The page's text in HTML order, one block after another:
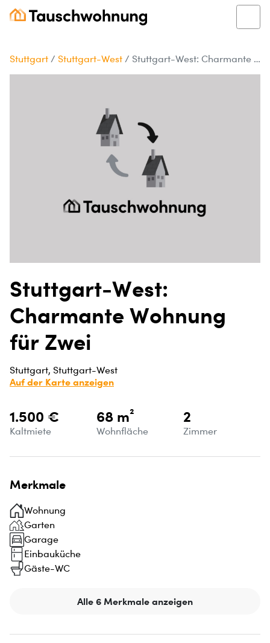
Stuttgart / Stuttgart-West / Stuttgart-West: Charmante Wohnung für Zwei
Stuttgart-West:
Charmante Wohnung
für Zwei
Stuttgart, Stuttgart-West
Auf der Karte anzeigen
1.500 €
Kaltmiete
68 m²
Wohnfläche
2
Zimmer
Merkmale
Wohnung
Garten
Garage
Einbauküche
Gäste-WC
Alle 6 Merkmale anzeigen